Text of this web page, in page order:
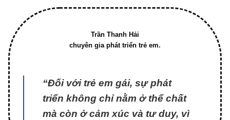
Trần Thanh Hải
chuyên gia phát triển trẻ em.
“Đối với trẻ em gái, sự phát
triển không chỉ nằm ở thể chất
mà còn ở cảm xúc và tư duy, vì